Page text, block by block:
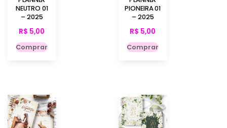
NEUTRO 01
– 2025
R$ 5,00
Comprar
PIONEIRA 01
– 2025
R$ 5,00
Comprar